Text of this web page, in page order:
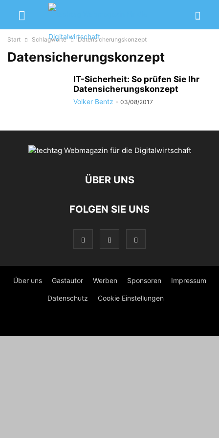
Start Schlagworte Datensicherungskonzept
Datensicherungskonzept
IT-Sicherheit: So prüfen Sie Ihr
Datensicherungskonzept
Volker Bentz - 03/08/2017
ÜBER UNS
FOLGEN SIE UNS
Über uns Gastautor Werben Sponsoren Impressum
Datenschutz Cookie Einstellungen